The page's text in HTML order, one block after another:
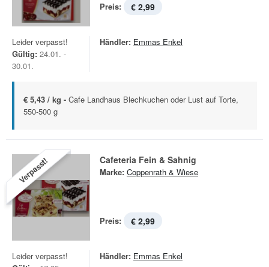
Preis: € 2,99
Leider verpasst!
Gültig: 24.01. -
30.01.
Händler: Emmas Enkel
€ 5,43 / kg - Cafe Landhaus Blechkuchen oder Lust auf Torte,
550-500 g
Verpasst! Cafeteria Fein & Sahnig
Marke: Coppenrath & Wiese
Preis: € 2,99
Leider verpasst!
Händler: Emmas Enkel